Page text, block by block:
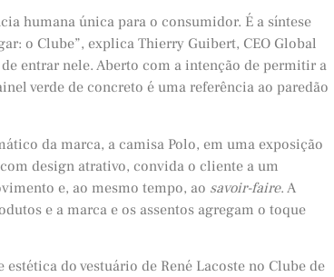
humana única para o consumidor. É a síntese
o Clube”, explica Thierry Guibert, CEO Global
entrar nele. Aberto com a intenção de permitir a
verde de concreto é uma referência ao paredão
da marca, a camisa Polo, em uma exposição
design atrativo, convida o cliente a um
e, ao mesmo tempo, ao savoir-faire. A
e a marca e os assentos agregam o toque
do vestuário de René Lacoste no Clube de